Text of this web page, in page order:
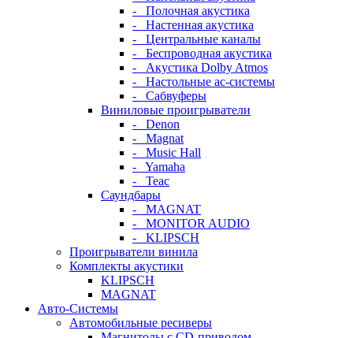
- Полочная акустика
- Настенная акустика
- Центральные каналы
- Беспроводная акустика
- Акустика Dolby Atmos
- Настольные ас-системы
- Сабвуферы
Виниловые проигрыватели
- Denon
- Magnat
- Music Hall
- Yamaha
- Teac
Саундбары
- MAGNAT
- MONITOR AUDIO
- KLIPSCH
Проигрыватели винила
Комплекты акустики
KLIPSCH
MAGNAT
Авто-Системы
Автомобильные ресиверы